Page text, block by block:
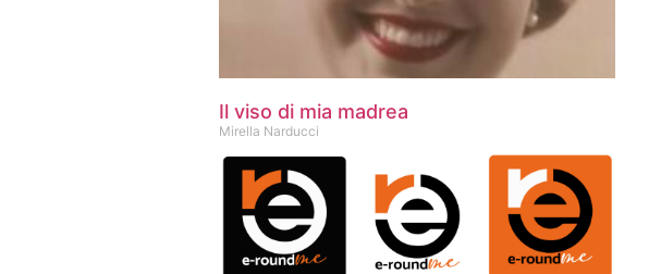
Il viso di mia madrea
Mirella Narducci